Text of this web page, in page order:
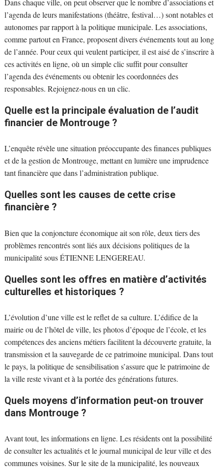
Dans chaque ville, on peut observer que le nombre d’associations et
l’agenda de leurs manifestations (théâtre, festival…) sont notables et
autonomes par rapport à la politique municipale. Les associations,
comme partout en France, proposent divers événements tout au long
de l’année. Pour ceux qui veulent participer, il est aisé de s’inscrire à
ces activités en ligne, où un simple clic suffit pour consulter
l’agenda des événements ou obtenir les coordonnées des
responsables. Rejoignez-nous en un clic.
Quelle est la principale évaluation de l’audit
financier de Montrouge ?
L’enquête révèle une situation préoccupante des finances publiques
et de la gestion de Montrouge, mettant en lumière une imprudence
tant financière que dans l’administration publique.
Quelles sont les causes de cette crise
financière ?
Bien que la conjoncture économique ait son rôle, deux tiers des
problèmes rencontrés sont liés aux décisions politiques de la
municipalité sous ÉTIENNE LENGEREAU.
Quelles sont les offres en matière d’activités
culturelles et historiques ?
L’évolution d’une ville est le reflet de sa culture. L’édifice de la
mairie ou de l’hôtel de ville, les photos d’époque de l’école, et les
compétences des anciens métiers facilitent la découverte gratuite, la
transmission et la sauvegarde de ce patrimoine municipal. Dans tout
le pays, la politique de sensibilisation s’assure que le patrimoine de
la ville reste vivant et à la portée des générations futures.
Quels moyens d’information peut-on trouver
dans Montrouge ?
Avant tout, les informations en ligne. Les résidents ont la possibilité
de consulter les actualités et le journal municipal de leur ville et des
communes voisines. Sur le site de la municipalité, les nouveaux